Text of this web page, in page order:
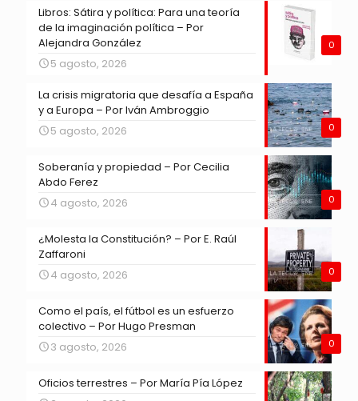
0
Libros: Sátira y política: Para una teoría
de la imaginación política – Por
Alejandra González
5 agosto, 2026
0
La crisis migratoria que desafía a España
y a Europa – Por Iván Ambroggio
5 agosto, 2026
0
Soberanía y propiedad – Por Cecilia
Abdo Ferez
4 agosto, 2026
0
¿Molesta la Constitución? – Por E. Raúl
Zaffaroni
4 agosto, 2026
0
Como el país, el fútbol es un esfuerzo
colectivo – Por Hugo Presman
3 agosto, 2026
Oficios terrestres – Por María Pía López